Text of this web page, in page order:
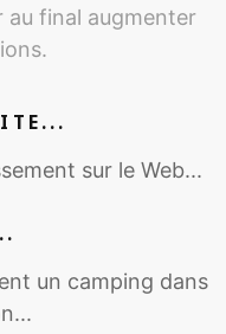
au final augmenter
sur le Web...
un camping dans